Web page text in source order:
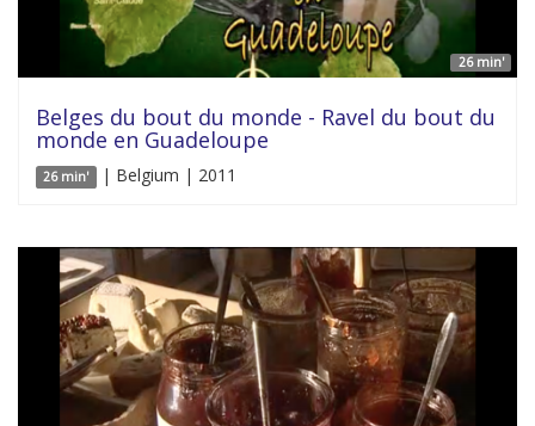
26 min'
Belges du bout du monde - Ravel du bout du
monde en Guadeloupe
26 min' | Belgium | 2011